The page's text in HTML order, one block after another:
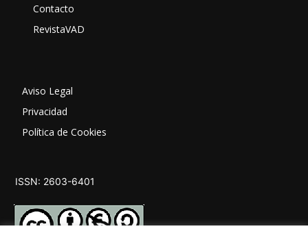
Contacto
RevistaVAD
Aviso Legal
Privacidad
Política de Cookies
ISSN: 2603-6401